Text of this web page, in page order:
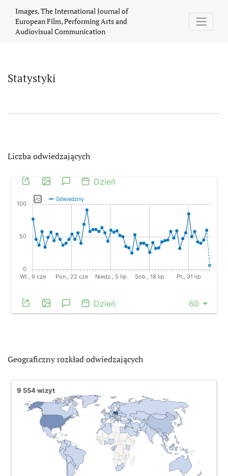
Statystyki
Images. The International Journal of
European Film, Performing Arts and
Audiovisual Communication
Statystyki
Liczba odwiedzających
Geograficzny rozkład odwiedzających